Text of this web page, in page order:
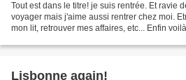
Tout est dans le titre! je suis rentrée. Et ravie
voyager mais j'aime aussi rentrer chez moi.
mon lit, retrouver mes affaires, etc... Enfin
Lisbonne again!